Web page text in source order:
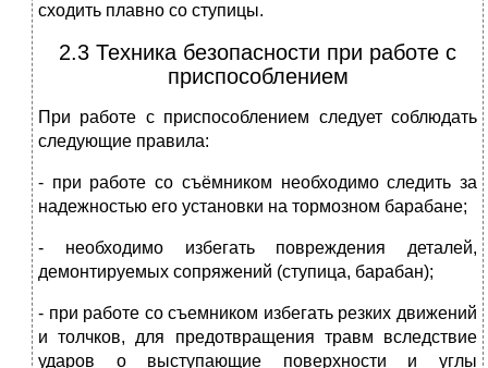
сходить плавно со ступицы.
2.3 Техника безопасности при работе с
приспособлением
При работе с приспособлением следует соблюдать
следующие правила:
- при работе со съёмником необходимо следить за
надежностью его установки на тормозном барабане;
- необходимо избегать повреждения деталей,
демонтируемых сопряжений (ступица, барабан);
- при работе со съемником избегать резких движений
и толчков, для предотвращения травм вследствие
ударов о выступающие поверхности и углы